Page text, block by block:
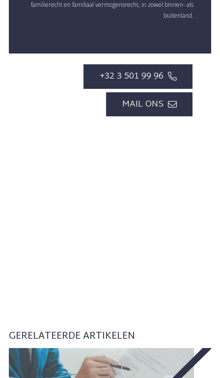
familierecht en familiaal vermogensrecht, in zowel binnen- als
buitenland.
+32 3 501 99 96
MAIL ONS
GERELATEERDE ARTIKELEN